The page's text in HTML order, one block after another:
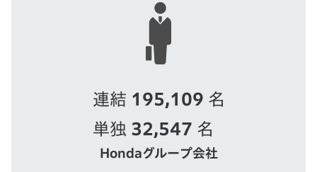
連結 195,109 名
単独 32,547 名
Hondaグループ会社